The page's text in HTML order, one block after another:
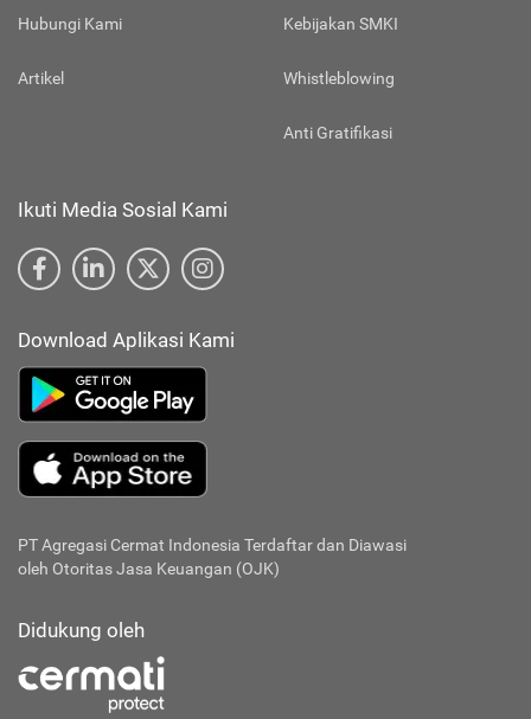
Hubungi Kami
Artikel
Kebijakan SMKI
Whistleblowing
Anti Gratifikasi
Ikuti Media Sosial Kami
Download Aplikasi Kami
PT Agregasi Cermat Indonesia Terdaftar dan Diawasi
oleh Otoritas Jasa Keuangan (OJK)
Didukung oleh